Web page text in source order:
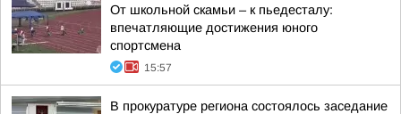
От школьной скамьи – к пьедесталу:
впечатляющие достижения юного
спортсмена
15:57
В прокуратуре региона состоялось заседание